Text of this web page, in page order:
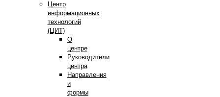
Центр
информационных
технологий
(ЦИТ)
О
центре
Руководители
центра
Направления
и
формы